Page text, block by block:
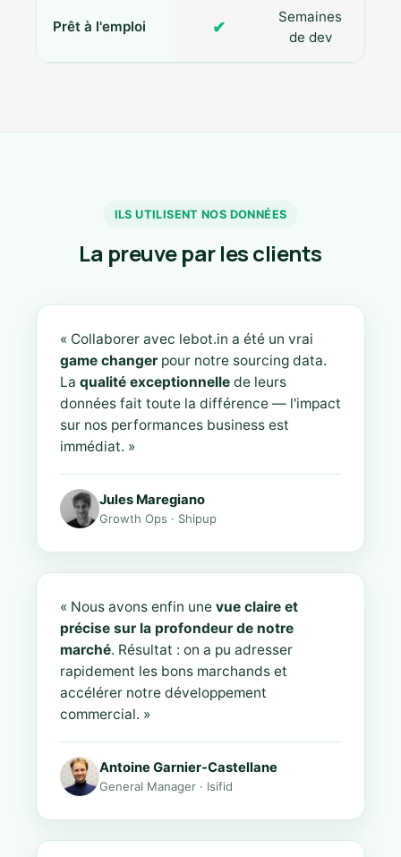
Prêt à l'emploi ✔
Semaines
de dev
ILS UTILISENT NOS DONNÉES
La preuve par les clients
« Collaborer avec lebot.in a été un vrai
game changer pour notre sourcing data.
La qualité exceptionnelle de leurs
données fait toute la différence — l'impact
sur nos performances business est
immédiat. »
Jules Maregiano
Growth Ops · Shipup
« Nous avons enfin une vue claire et
précise sur la profondeur de notre
marché. Résultat : on a pu adresser
rapidement les bons marchands et
accélérer notre développement
commercial. »
Antoine Garnier-Castellane
General Manager · Isifid